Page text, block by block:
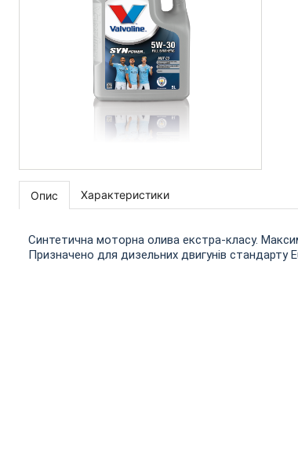
Опис Характеристики
Синтетична моторна олива екстра-класу.
Призначено для дизельних двигунів стандарту